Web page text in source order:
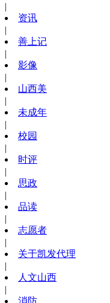
|
资讯
|
善上记
|
影像
|
山西美
|
未成年
|
校园
|
时评
|
思政
|
品读
|
志愿者
|
关于凯发代理
|
人文山西
|
消防